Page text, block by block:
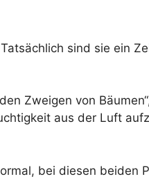
sind sie ein
Zweigen von
aus der Luft
bei diesen beiden